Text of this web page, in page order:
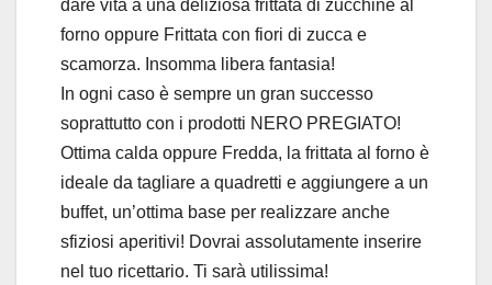
dare vita a una deliziosa frittata di zucchine al
forno oppure Frittata con fiori di zucca e
scamorza. Insomma libera fantasia!
In ogni caso è sempre un gran successo
soprattutto con i prodotti NERO PREGIATO!
Ottima calda oppure Fredda, la frittata al forno è
ideale da tagliare a quadretti e aggiungere a un
buffet, un’ottima base per realizzare anche
sfiziosi aperitivi! Dovrai assolutamente inserire
nel tuo ricettario. Ti sarà utilissima!